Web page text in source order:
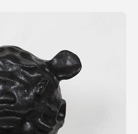
The Metro Toronto
香港
2012 | シンガポ
｣ | AISHO